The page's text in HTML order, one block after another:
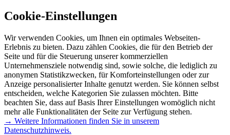
Cookie-Einstellungen
Wir verwenden Cookies, um Ihnen ein optimales Webseiten-
Erlebnis zu bieten. Dazu zählen Cookies, die für den Betrieb der
Seite und für die Steuerung unserer kommerziellen
Unternehmensziele notwendig sind, sowie solche, die lediglich zu
anonymen Statistikzwecken, für Komforteinstellungen oder zur
Anzeige personalisierter Inhalte genutzt werden. Sie können selbst
entscheiden, welche Kategorien Sie zulassen möchten. Bitte
beachten Sie, dass auf Basis Ihrer Einstellungen womöglich nicht
mehr alle Funktionalitäten der Seite zur Verfügung stehen.
→ Weitere Informationen finden Sie in unserem
Datenschutzhinweis.